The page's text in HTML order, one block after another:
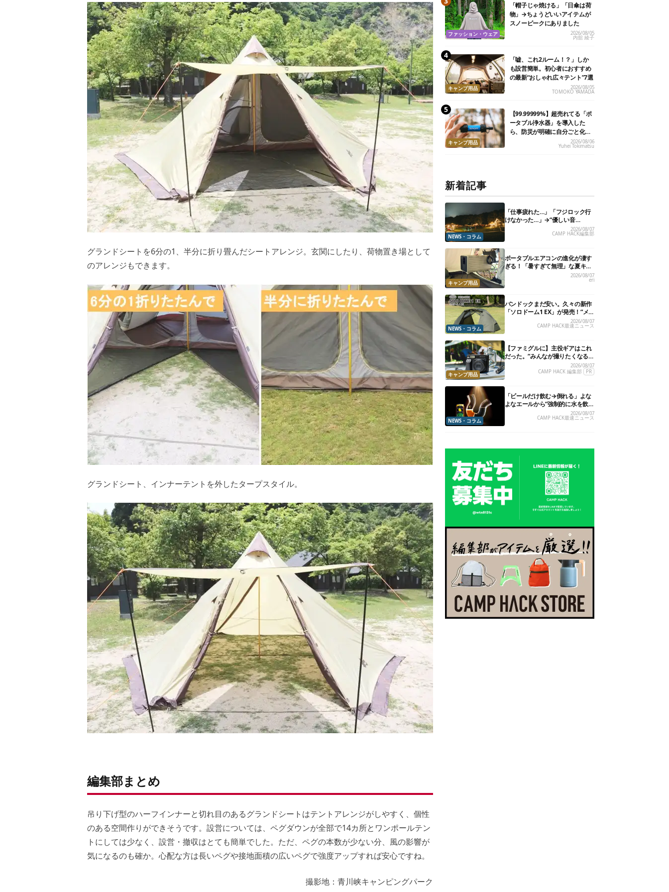
グランドシートを6分の1、半分に折り畳んだシートアレンジ。玄関にしたり、荷物置き場として
のアレンジもできます。
グランドシート、インナーテントを外したタープスタイル。
編集部まとめ
吊り下げ型のハーフインナーと切れ目のあるグランドシートはテントアレンジがしやすく、個性
のある空間作りができそうです。設営については、ペグダウンが全部で14カ所とワンポールテン
トにしては少なく、設営・撤収はとても簡単でした。ただ、ペグの本数が少ない分、風の影響が
気になるのも確か。心配な方は長いペグや接地面積の広いペグで強度アップすれば安心ですね。
撮影地： 青川峡キャンピングパーク
ファッション・ウェア
「帽子じゃ焼ける」「日傘は荷
物」→ちょうどいいアイテムが
スノーピークにありました
2026/08/05
内舘 綾子
キャンプ用品
「嘘、これ2ルーム！？」しか
も設営簡単。初心者におすすめ
の最新“おしゃれ広々テント”7選
2026/08/05
TOMOKO YAMADA
キャンプ用品
【99.99999%】超売れてる「ポ
ータブル浄水器」を導入した
ら、防災が明確に自分ごと化し
2026/08/06
Yuhei Tokimatsu
新着記事
NEWS・コラム
「仕事疲れた…」「フジロック行
けなかった…」→“優しい音
楽”と“大きな自然”で治癒。まだ間
2026/08/07
CAMP HACK編集部
キャンプ用品
ポータブルエアコンの進化が凄す
ぎる！「暑すぎて無理」な夏キャ
ンプを激変させる最新5選2026/08/07
eri
NEWS・コラム
バンドックまだ安い。久々の新作
「ソロドーム1 EX」が発売！“メ
ッシュインナー”だけでも使える
よ【防災も◎】
2026/08/07
CAMP HACK最速ニュース
キャンプ用品
【ファミグルに】主役ギアはこれ
だった。“みんなが撮りたくなる
カメラ”が楽しすぎる！
2026/08/07
CAMP HACK 編集部
PR
NEWS・コラム
「ビールだけ飲む→倒れる」よな
よなエールから“強制的に水を飲
2026/08/07
CAMP HACK最速ニュース